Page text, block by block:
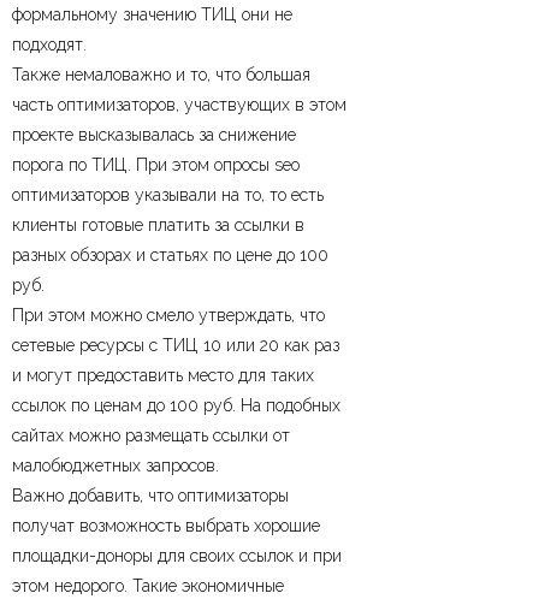
формальному значению ТИЦ они не
подходят.
Также немаловажно и то, что большая
часть оптимизаторов, участвующих в этом
проекте высказывалась за снижение
порога по ТИЦ. При этом опросы seo
оптимизаторов указывали на то, то есть
клиенты готовые платить за ссылки в
разных обзорах и статьях по цене до 100
руб.
При этом можно смело утверждать, что
сетевые ресурсы с ТИЦ 10 или 20 как раз
и могут предоставить место для таких
ссылок по ценам до 100 руб. На подобных
сайтах можно размещать ссылки от
малобюджетных запросов.
Важно добавить, что оптимизаторы
получат возможность выбрать хорошие
площадки-доноры для своих ссылок и при
этом недорого. Такие экономичные